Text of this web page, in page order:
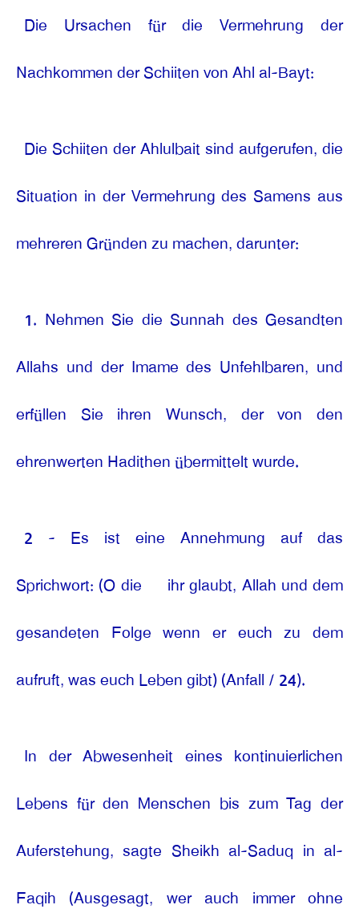
Die Ursachen für die Vermehrung der
Nachkommen der Schiiten von Ahl al-Bayt:
Die Schiiten der Ahlulbait sind aufgerufen, die
Situation in der Vermehrung des Samens aus
mehreren Gründen zu machen, darunter:
1. Nehmen Sie die Sunnah des Gesandten
Allahs und der Imame des Unfehlbaren, und
erfüllen Sie ihren Wunsch, der von den
ehrenwerten Hadithen übermittelt wurde.
2 - Es ist eine Annehmung auf das
Sprichwort: (O die
ihr glaubt, Allah und dem
gesandeten Folge wenn er euch zu dem
aufruft, was euch Leben gibt) (Anfall / 24).
In der Abwesenheit eines kontinuierlichen
Lebens für den Menschen bis zum Tag der
Auferstehung, sagte Sheikh al-Saduq in al-
Faqih (Ausgesagt, wer auch immer ohne